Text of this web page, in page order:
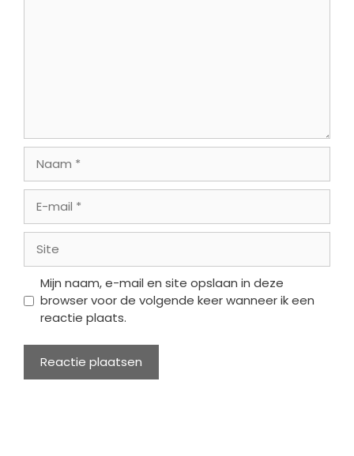
mail
Mijn naam, e-mail en site opslaan in deze
browser voor de volgende keer wanneer ik een
reactie plaats.